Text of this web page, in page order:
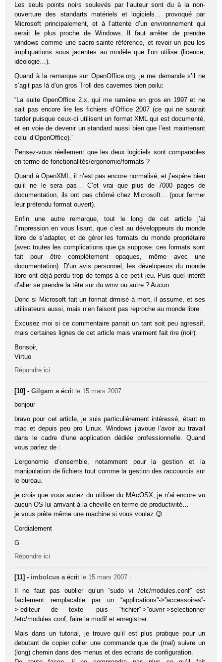
Les seuls points noirs soulevés par l’auteur sont du à la non-
ouverture des standarts matériels et logiciels… provoqué par
Microsoft principalement, et à l’attente d’un environnement qui
serait le plus proche de Windows. Il faut arrêter de prendre
windows comme une sacro-sainte référence, et revoir un peu les
impliquations sous jacentes au modèle que l’on utilise (licence,
idéologie…).
Quand à la remarque sur OpenOffice.org, je me demande s’il ne
s’agit pas là d’un gros Troll des cavernes bien poilu:
“La suite OpenOffice 2.x, qui me ramène en gros en 1997 et ne
sait pas encore lire les fichiers d’Office 2007 (ce qui ne saurait
tarder puisque ceux-ci utilisent un format XML qui est documenté,
et en voie de devenir un standard aussi bien que l’est maintenant
celui d’OpenOffice).”
Pensez-vous réellement que les deux logiciels sont comparables
en terme de fonctionalités/ergonomie/formats ?
Quand à OpenXML, il n’est pas encore normalisé, et j’espère bien
qu’il ne le sera pas… C’et vrai que plus de 7000 pages de
documentation, ils ont pas chômé chez Microsoft… (pour fermer
leur prétendu format ouvert).
Enfin une autre remarque, tout le long de cet article j’ai
l’impression en vous lisant, que c’est au développeurs du monde
libre de s’adapter, et de gérer les formats du monde propriétaire
(avec toutes les complications que ça suppose: ces formats sont
fait pour être complètement opaques, même avec une
documentation). D’un avis personnel, les dévelopeurs du monde
libre ont déjà perdu trop de temps à ce petit jeu. Puis quel intérêt
d’aller se prendre la tête sur du wmv ou autre ? Aucun…
Donc si Microsoft fait un format drmisé à mort, il assume, et ses
utilisateurs aussi, mais n’en faisont pas reproche au monde libre.
Excusez moi si ce commentaire parrait un tant soit peu agressif,
mais certaines lignes de cet article mais vraiment fait rire (noir).
Bonsoir,
Virtuo
Répondre ici
[10] -Gilgam a écrit le 15 mars 2007 :
bonjour
bravo pour cet article, je suis particulièrement intéressé, étant ro
mac et depuis peu pro Linux. Windows j’avoue l’avoir au travail
dans le cadre d’une application dédiée professionnelle. Quand
vous parlez de :
L’ergonomie d’ensemble, notamment pour la gestion et la
manipulation de fichiers tout comme la gestion des raccourcis sur
le bureau.
je crois que vous auriez du utiliser du MAcOSX, je n’ai encore vu
aucun OS lui arrivant à la cheville en terme de productivité…
je vous prête même une machine si vous voulez 😉
Cordialement
G
Répondre ici
[11] - imbolcus a écrit le 15 mars 2007 :
Il ne faut pas oublier qu’un “sudo vi /etc/modules.conf” est
facilement remplacable par un “applications”->”accessoires”-
>”editeur de texte” puis “fichier”->”ouvrir->selectionner
/etc/modules.conf, faire la modif et enregistrer.
Mais dans un tutorial, je trouve qu’il est plus pratique pour un
debutant de copier coller une commande que de (mal) suivre un
(long) chemin dans des menus et des ecrans de configuration.